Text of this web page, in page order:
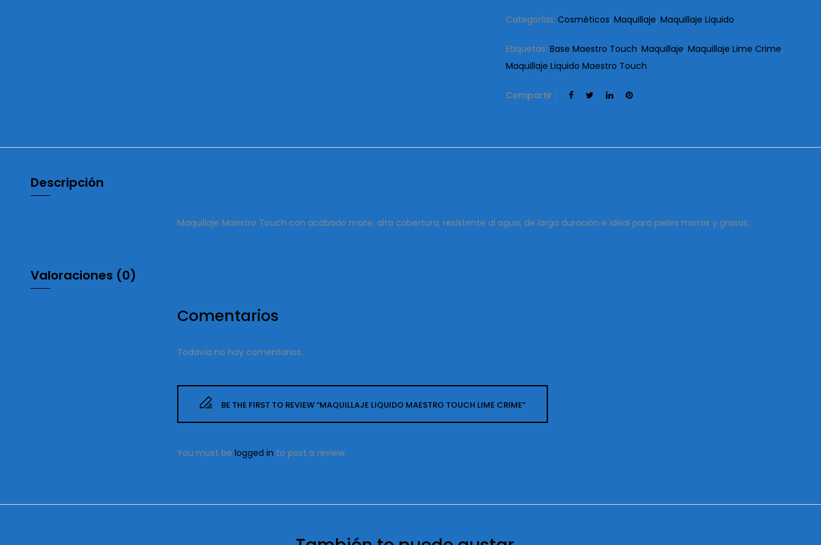
Categorías:Cosméticos,Maquillaje,Maquillaje Liquido
Etiquetas:Base Maestro Touch,Maquillaje,Maquillaje Lime Crime,
Maquillaje Liquido Maestro Touch
Compartir :
Descripción
Maquillaje Maestro Touch con acabado mate, alta cobertura, resistente al agua, de larga duración e ideal para pieles mixtas y grasas.
Valoraciones (0)
Comentarios
Todavía no hay comentarios.
BE THE FIRST TO REVIEW “MAQUILLAJE LIQUIDO MAESTRO TOUCH LIME CRIME”
You must be logged in to post a review.